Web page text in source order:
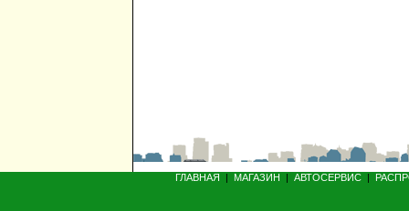
ГЛАВНАЯ | МАГАЗИН | АВТОСЕРВИС |